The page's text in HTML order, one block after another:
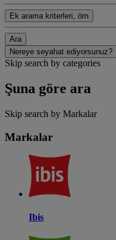
Ek arama kriterleri, örn
Ara
Nereye seyahat ediyorsunuz?
Skip search by categories
Şuna göre ara
Skip search by Markalar
Markalar
Ibis